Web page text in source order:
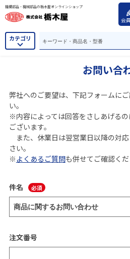
機構部品・機械部品の栃木屋オンラインショップ
会
カテゴリ
お問い合
弊社へのご要望は、下記フォームに
い。
※内容によっては回答をさしあげる
ございます。
また、休業日は翌営業日以降の対
さい。
※ よくあるご質問も併せてご確認くだ
件名
注文番号